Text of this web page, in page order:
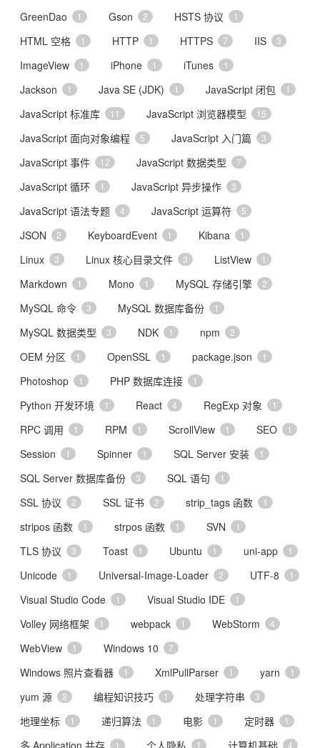
GreenDao 1 Gson 2 HSTS 协议 1
HTML 空格 1 HTTP 1 HTTPS 7 IIS 3
ImageView 1 iPhone 1 iTunes 1
Jackson 1 Java SE (JDK) 1 JavaScript 闭包 1
JavaScript 标准库 11 JavaScript 浏览器模型 15
JavaScript 面向对象编程 5 JavaScript 入门篇 3
JavaScript 事件 12 JavaScript 数据类型 7
JavaScript 循环 1 JavaScript 异步操作 3
JavaScript 语法专题 4 JavaScript 运算符 5
JSON 2 KeyboardEvent 1 Kibana 1
Linux 3 Linux 核心目录文件 3 ListView 1
Markdown 1 Mono 1 MySQL 存储引擎 2
MySQL 命令 3 MySQL 数据库备份 1
MySQL 数据类型 3 NDK 1 npm 2
OEM 分区 1 OpenSSL 1 package.json 1
Photoshop 1 PHP 数据库连接 1
Python 开发环境 1 React 4 RegExp 对象 1
RPC 调用 1 RPM 1 ScrollView 1 SEO 1
Session 1 Spinner 1 SQL Server 安装 1
SQL Server 数据库备份 3 SQL 语句 1
SSL 协议 2 SSL 证书 2 strip_tags 函数 1
stripos 函数 1 strpos 函数 1 SVN 1
TLS 协议 3 Toast 1 Ubuntu 1 uni-app 1
Unicode 1 Universal-Image-Loader 2 UTF-8 1
Visual Studio Code 1 Visual Studio IDE 1
Volley 网络框架 1 webpack 1 WebStorm 4
WebView 1 Windows 10 7
Windows 照片查看器 1 XmlPullParser 1 yarn 1
yum 源 2 编程知识技巧 1 处理字符串 3
地理坐标 1 递归算法 1 电影 1 定时器 1
多 Application 共存 1 个人隐私 1 计算机基础 4